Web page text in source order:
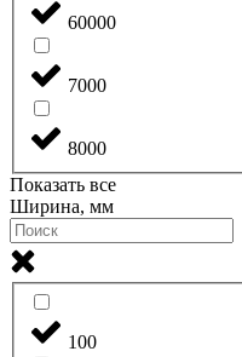
60000
7000
8000
Показать все
Ширина, мм
100